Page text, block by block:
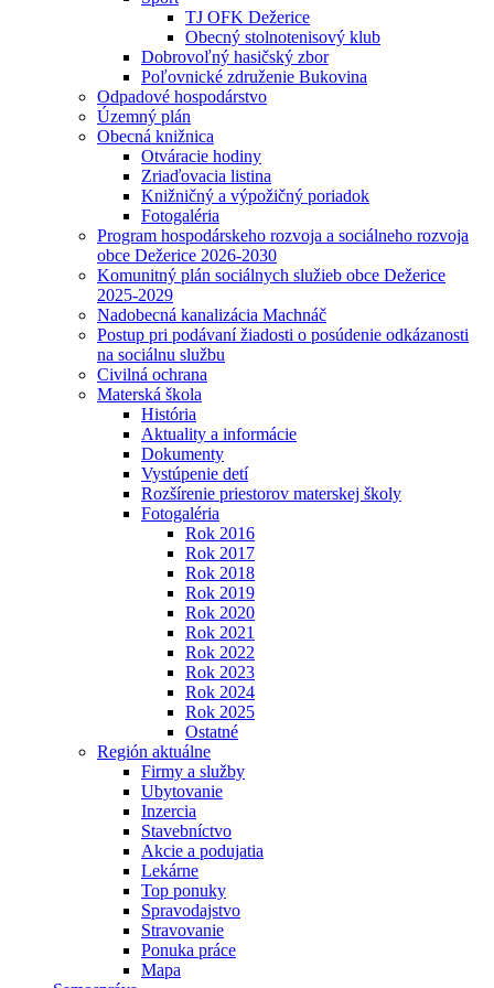
TJ OFK Dežerice
Obecný stolnotenisový klub
Dobrovoľný hasičský zbor
Poľovnické združenie Bukovina
Odpadové hospodárstvo
Územný plán
Obecná knižnica
Otváracie hodiny
Zriaďovacia listina
Knižničný a výpožičný poriadok
Fotogaléria
Program hospodárskeho rozvoja a sociálneho rozvoja
obce Dežerice 2026-2030
Komunitný plán sociálnych služieb obce Dežerice
2025-2029
Nadobecná kanalizácia Machnáč
Postup pri podávaní žiadosti o posúdenie odkázanosti
na sociálnu službu
Civilná ochrana
Materská škola
História
Aktuality a informácie
Dokumenty
Vystúpenie detí
Rozšírenie priestorov materskej školy
Fotogaléria
Rok 2016
Rok 2017
Rok 2018
Rok 2019
Rok 2020
Rok 2021
Rok 2022
Rok 2023
Rok 2024
Rok 2025
Ostatné
Región aktuálne
Firmy a služby
Ubytovanie
Inzercia
Stavebníctvo
Akcie a podujatia
Lekárne
Top ponuky
Spravodajstvo
Stravovanie
Ponuka práce
Mapa